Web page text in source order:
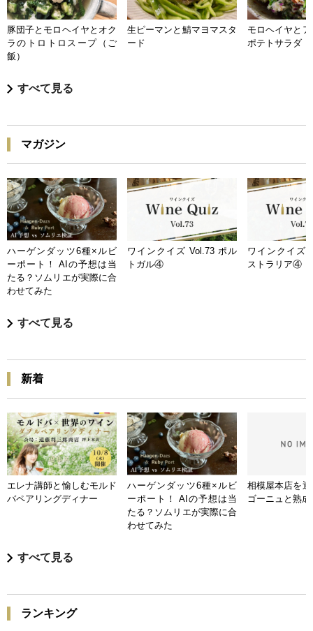
豚団子とモロヘイヤとオク
ラのトロトロスープ（ご
飯）
生ピーマンと鯖マヨマスタ
ード
モロヘイヤと
ポテトサラダ
すべて見る
マガジン
ハーゲンダッツ6種×ルビ
ーポート！ AIの予想は当
たる？ソムリエが実際に合
わせてみた
ワインクイズ Vol.73 ポル
トガル④
ワインクイズ
ストラリア④
すべて見る
新着
エレナ講師と愉しむモルド
バペアリングディナー
ハーゲンダッツ6種×ルビ
ーポート！ AIの予想は当
たる？ソムリエが実際に合
わせてみた
相模屋本店を
ゴーニュと熟
すべて見る
ランキング